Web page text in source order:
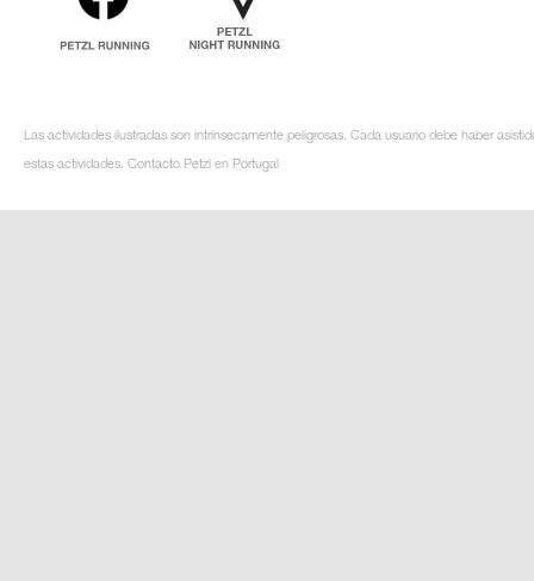
Las actividades ilustradas son intrínsecamente peligrosas. Cada usuario debe haber
estas actividades. Contacto Petzl en Portugal